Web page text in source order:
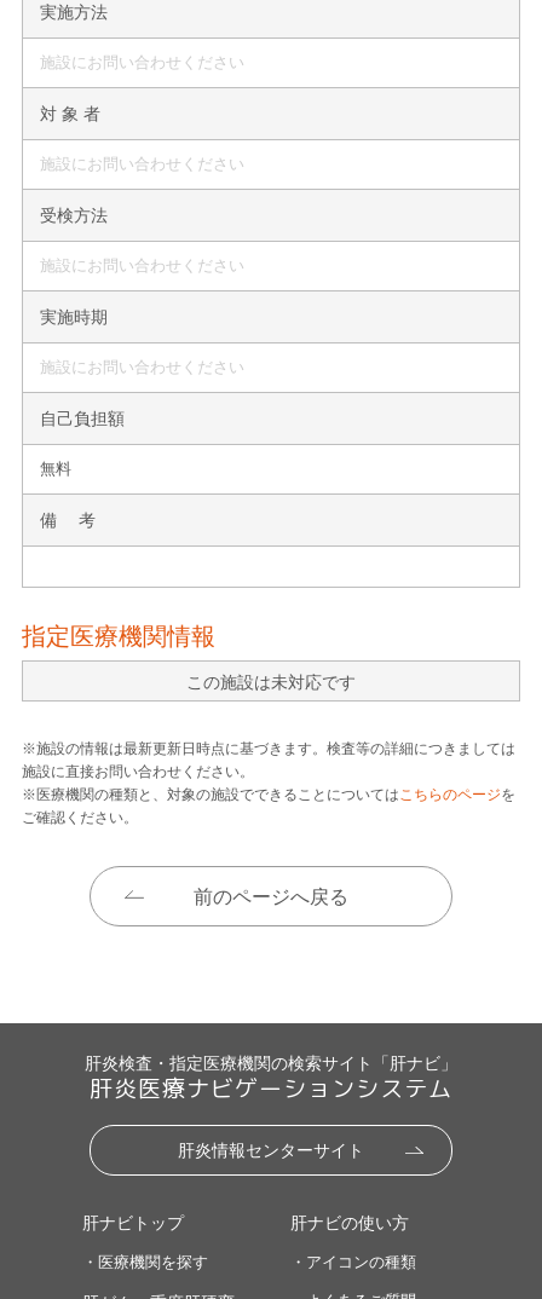
実施方法
施設にお問い合わせください
対 象 者
施設にお問い合わせください
受検方法
施設にお問い合わせください
実施時期
施設にお問い合わせください
自己負担額
無料
備 考
指定医療機関情報
この施設は未対応です
※施設の情報は最新更新日時点に基づきます。検査等の詳細につきましては
施設に直接お問い合わせください。
※医療機関の種類と、対象の施設でできることについてはこちらのページを
ご確認ください。
前のページへ戻る
肝炎検査・指定医療機関の検索サイト「肝ナビ」
肝炎医療ナビゲーションシステム
肝炎情報センターサイト
肝ナビトップ
・医療機関を探す
肝ナビの使い方
・アイコンの種類